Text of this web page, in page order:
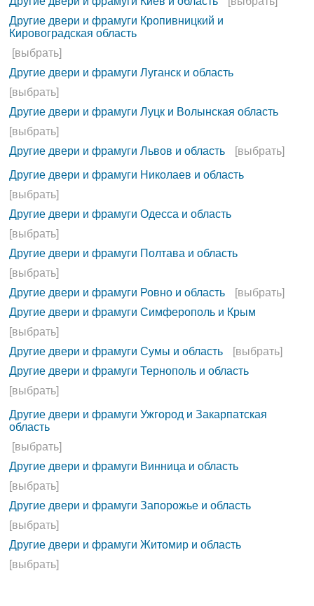
Другие двери и фрамуги Кропивницкий и
Кировоградская область
[выбрать]
Другие двери и фрамуги Луганск и область
[выбрать]
Другие двери и фрамуги Луцк и Волынская область
[выбрать]
Другие двери и фрамуги Львов и область
[выбрать]
Другие двери и фрамуги Николаев и область
[выбрать]
Другие двери и фрамуги Одесса и область
[выбрать]
Другие двери и фрамуги Полтава и область
[выбрать]
Другие двери и фрамуги Ровно и область
[выбрать]
Другие двери и фрамуги Симферополь и Крым
[выбрать]
Другие двери и фрамуги Сумы и область
[выбрать]
Другие двери и фрамуги Тернополь и область
[выбрать]
Другие двери и фрамуги Ужгород и Закарпатская
область
[выбрать]
Другие двери и фрамуги Винница и область
[выбрать]
Другие двери и фрамуги Запорожье и область
[выбрать]
Другие двери и фрамуги Житомир и область
[выбрать]